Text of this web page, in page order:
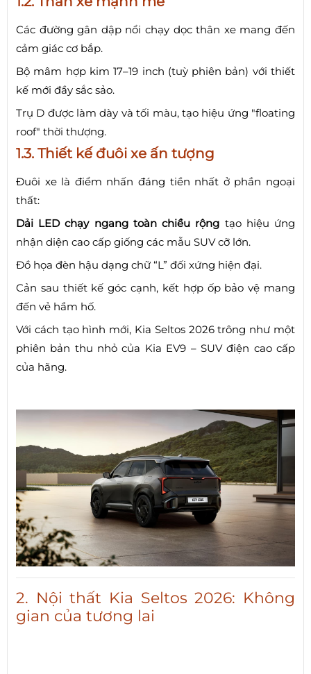
Các đường gân dập nổi chạy dọc thân xe mang đến
cảm giác cơ bắp.
Bộ mâm hợp kim 17–19 inch (tuỳ phiên bản) với thiết
kế mới đầy sắc sảo.
Trụ D được làm dày và tối màu, tạo hiệu ứng "floating
roof" thời thượng.
1.3. Thiết kế đuôi xe ấn tượng
Đuôi xe là điểm nhấn đáng tiền nhất ở phần ngoại
thất:
Dải LED chạy ngang toàn chiều rộng tạo hiệu ứng
nhận diện cao cấp giống các mẫu SUV cỡ lớn.
Đồ họa đèn hậu dạng chữ “L” đối xứng hiện đại.
Cản sau thiết kế góc cạnh, kết hợp ốp bảo vệ mang
đến vẻ hầm hố.
Với cách tạo hình mới, Kia Seltos 2026 trông như một
phiên bản thu nhỏ của Kia EV9 – SUV điện cao cấp
của hãng.
2. Nội thất Kia Seltos 2026: Không
gian của tương lai